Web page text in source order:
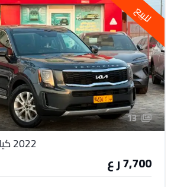
للبيع
13
2022 كيا تيلورايد (فورويل)
7,700 ر ع